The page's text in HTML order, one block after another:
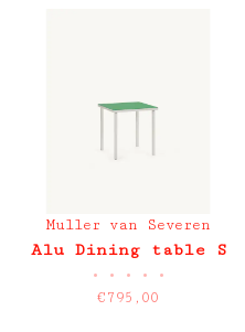
Muller van Severen
Alu Dining table S
• • • • •
€795,00